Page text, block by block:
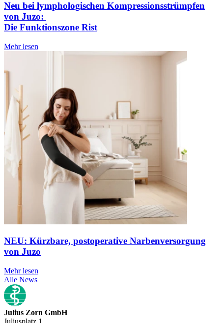
Neu bei lymphologischen Kompressionsstrümpfen
von Juzo:
Die Funktionszone Rist
Mehr lesen
NEU: Kürzbare, postoperative Narbenversorgung
von Juzo
Mehr lesen
Alle News
Julius Zorn GmbH
Juliusplatz 1